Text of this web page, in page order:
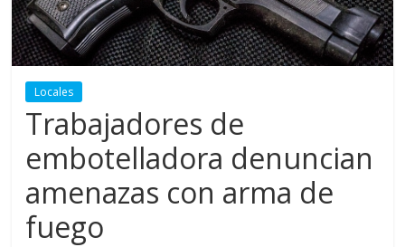
Locales
Trabajadores de
embotelladora denuncian
amenazas con arma de
fuego